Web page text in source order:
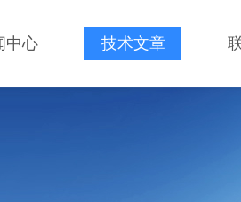
中心 技术文章